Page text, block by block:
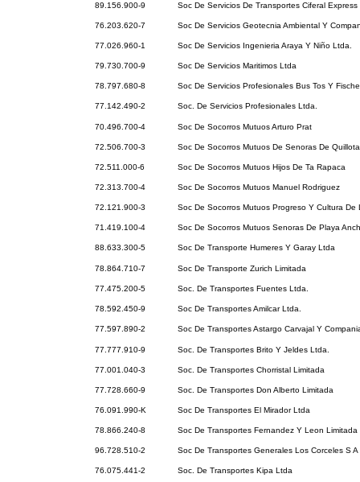
89.156.900-9 Soc De Servicios De Transportes Ciferal Express
76.203.620-7 Soc De Servicios Geotecnia Ambiental Y
77.026.960-1 Soc De Servicios Ingenieria Araya Y Niño Ltda.
79.730.700-9 Soc De Servicios Maritimos Ltda
78.797.680-8 Soc De Servicios Profesionales Bus Tos Y
77.142.490-2 Soc. De Servicios Profesionales Ltda.
70.496.700-4 Soc De Socorros Mutuos Arturo Prat
72.506.700-3 Soc De Socorros Mutuos De Senoras De Quillota
72.511.000-6 Soc De Socorros Mutuos Hijos De Ta Rapaca
72.313.700-4 Soc De Socorros Mutuos Manuel Rodriguez
72.121.900-3 Soc De Socorros Mutuos Progreso Y Cultura De
71.419.100-4 Soc De Socorros Mutuos Senoras De Playa
88.633.300-5 Soc De Transporte Humeres Y Garay Ltda
78.864.710-7 Soc De Transporte Zurich Limitada
77.475.200-5 Soc. De Transportes Fuentes Ltda.
78.592.450-9 Soc De Transportes Amilcar Ltda.
77.597.890-2 Soc De Transportes Astargo Carvajal Y
77.777.910-9 Soc. De Transportes Brito Y Jeldes Ltda.
77.001.040-3 Soc. De Transportes Chorristal Limitada
77.728.660-9 Soc. De Transportes Don Alberto Limitada
76.091.990-K Soc De Transportes El Mirador Ltda
78.866.240-8 Soc De Transportes Fernandez Y Leon Limitada
96.728.510-2 Soc De Transportes Generales Los Corceles S A
76.075.441-2 Soc. De Transportes Kipa Ltda